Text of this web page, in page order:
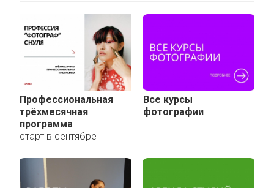
Профессиональная
трёхмесячная
программа
старт в сентябре
Все курсы
фотографии